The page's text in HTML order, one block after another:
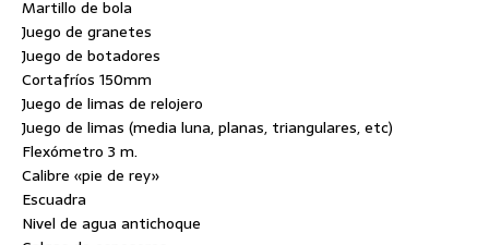
Martillo de bola
Juego de granetes
Juego de botadores
Cortafríos 150mm
Juego de limas de relojero
Juego de limas (media luna, planas, triangulares, etc)
Flexómetro 3 m.
Calibre «pie de rey»
Escuadra
Nivel de agua antichoque